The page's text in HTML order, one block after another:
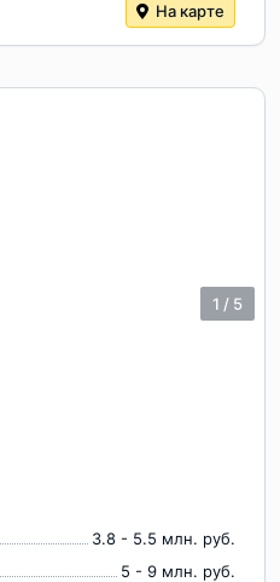
На карте
1 / 5
3.8 - 5.5 млн. руб.
5 - 9 млн. руб.